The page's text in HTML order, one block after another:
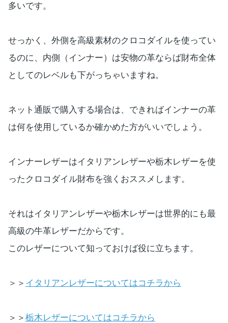
多いです。
せっかく、外側を高級素材のクロコダイルを使ってい
るのに、内側（インナー）は安物の革ならば財布全体
としてのレベルも下がっちゃいますね。
ネット通販で購入する場合は、できればインナーの革
は何を使用しているか確かめた方がいいでしょう。
インナーレザーはイタリアンレザーや栃木レザーを使
ったクロコダイル財布を強くおススメします。
それはイタリアンレザーや栃木レザーは世界的にも最
高級の牛革レザーだからです。
このレザーについて知っておけば役に立ちます。
＞＞ イタリアンレザーについてはコチラから
＞＞ 栃木レザーについてはコチラから